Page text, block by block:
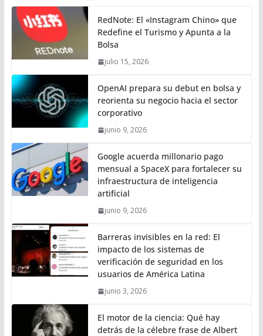
RedNote: El «Instagram Chino» que
Redefine el Turismo y Apunta a la
Bolsa
julio 15, 2026
OpenAI prepara su debut en bolsa y
reorienta su negocio hacia el sector
corporativo
junio 9, 2026
Google acuerda millonario pago
mensual a SpaceX para fortalecer su
infraestructura de inteligencia
artificial
junio 9, 2026
Barreras invisibles en la red: El
impacto de los sistemas de
verificación de seguridad en los
usuarios de América Latina
junio 3, 2026
El motor de la ciencia: Qué hay
detrás de la célebre frase de Albert